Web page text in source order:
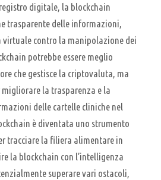
digitale, la blockchain
trasparente delle informazioni,
virtuale contro la manipolazione dei
potrebbe essere meglio
che gestisce la criptovaluta, ma
la trasparenza e la
delle cartelle cliniche nel
è diventata uno strumento
tracciare la filiera alimentare in
la blockchain con l’intelligenza
superare vari ostacoli,